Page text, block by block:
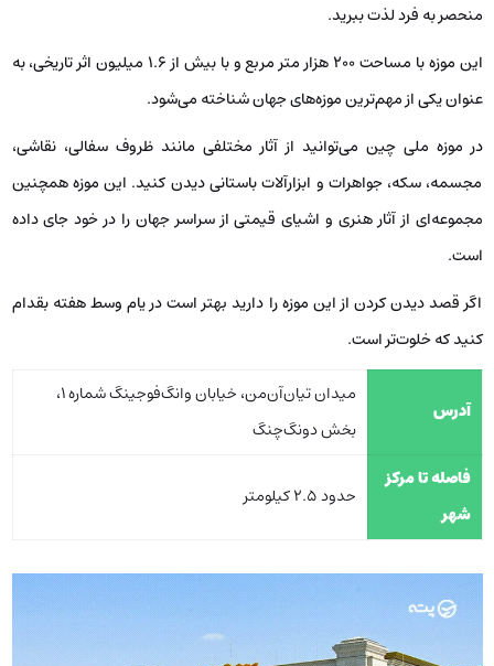
منحصر به فرد لذت ببرید.
این موزه با مساحت 200 هزار متر مربع و با بیش از 1.6 میلیون اثر تاریخی، به
عنوان یکی از مهم‌ترین موزه‌های جهان شناخته می‌شود.
در موزه ملی چین می‌توانید از آثار مختلفی مانند ظروف سفالی، نقاشی،
مجسمه، سکه، جواهرات و ابزارآلات باستانی دیدن کنید. این موزه همچنین
مجموعه‌ای از آثار هنری و اشیای قیمتی از سراسر جهان را در خود جای داده
است.
اگر قصد دیدن کردن از این موزه را دارید بهتر است در یام وسط هفته بقدام
کنید که خلوت‌تر است.
آدرس
میدان تیان‌آن‌من، خیابان وانگ‌فوجینگ شماره 1،
بخش دونگ‌چنگ
فاصله تا مرکز
شهر
حدود 2.5 کیلومتر